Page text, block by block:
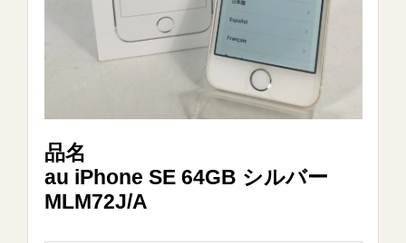
品名
au iPhone SE 64GB シルバー
MLM72J/A